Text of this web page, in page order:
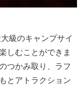
級のキャンプサイ
しむことができま
つかみ取り、ラフ
とアトラクション